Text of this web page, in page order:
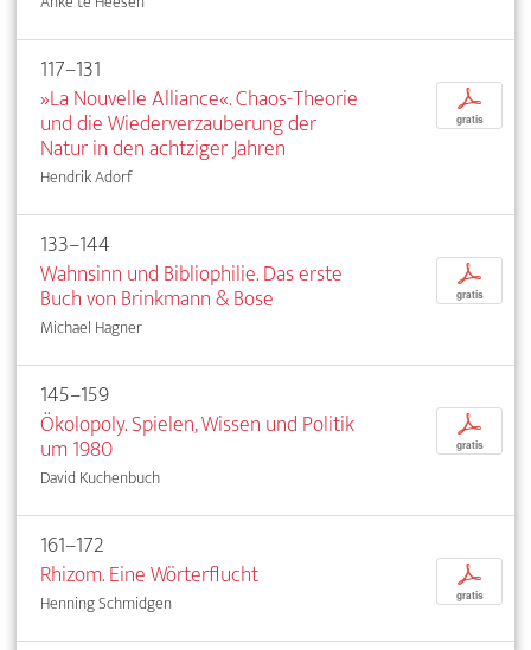
117–131
»La Nouvelle Alliance«. Chaos-Theorie
und die Wiederverzauberung der
Natur in den achtziger Jahren
Hendrik Adorf
p
gratis
133–144
Wahnsinn und Bibliophilie. Das erste
Buch von Brinkmann & Bose
Michael Hagner
p
gratis
145–159
Ökolopoly. Spielen, Wissen und Politik
um 1980
David Kuchenbuch
p
gratis
161–172
Rhizom. Eine Wörterflucht
Henning Schmidgen
p
gratis